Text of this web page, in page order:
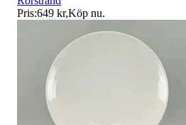
Pris:649 kr,Köp nu.